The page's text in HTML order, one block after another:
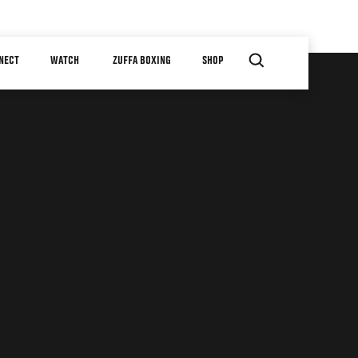
WATCH ZUFFA BOXING SHOP